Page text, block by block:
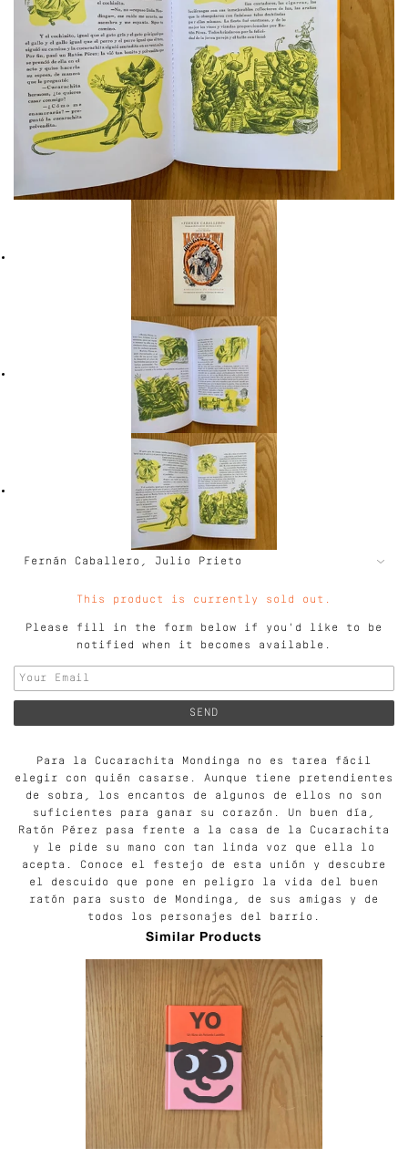
This product is currently sold out.
Please fill in the form below if you'd like to be
notified when it becomes available.
Para la Cucarachita Mondinga no es tarea fácil
elegir con quién casarse. Aunque tiene pretendientes
de sobra, los encantos de algunos de ellos no son
suficientes para ganar su corazón. Un buen día,
Ratón Pérez pasa frente a la casa de la Cucarachita
y le pide su mano con tan linda voz que ella lo
acepta. Conoce el festejo de esta unión y descubre
el descuido que pone en peligro la vida del buen
ratón para susto de Mondinga, de sus amigas y de
todos los personajes del barrio.
Similar Products